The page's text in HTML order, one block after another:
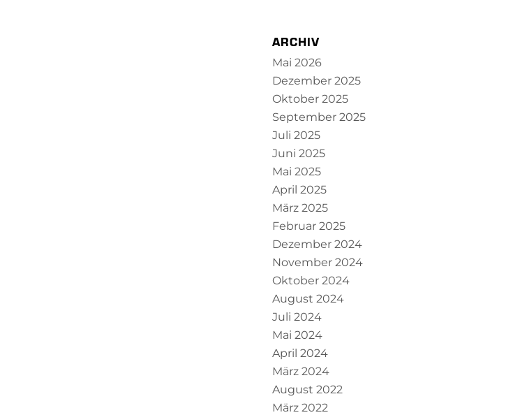
ARCHIV
Mai 2026
Dezember 2025
Oktober 2025
September 2025
Juli 2025
Juni 2025
Mai 2025
April 2025
März 2025
Februar 2025
Dezember 2024
November 2024
Oktober 2024
August 2024
Juli 2024
Mai 2024
April 2024
März 2024
August 2022
März 2022